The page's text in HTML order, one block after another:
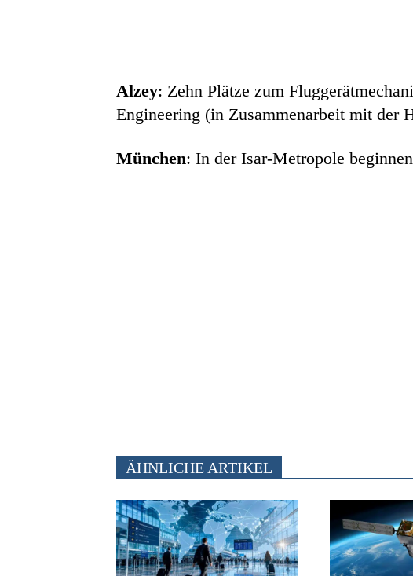
Alzey: Zehn Plätze zum
Engineering (in Zusammenarbeit mit der
München: In der Isar-Metropole
ÄHNLICHE ARTIKEL